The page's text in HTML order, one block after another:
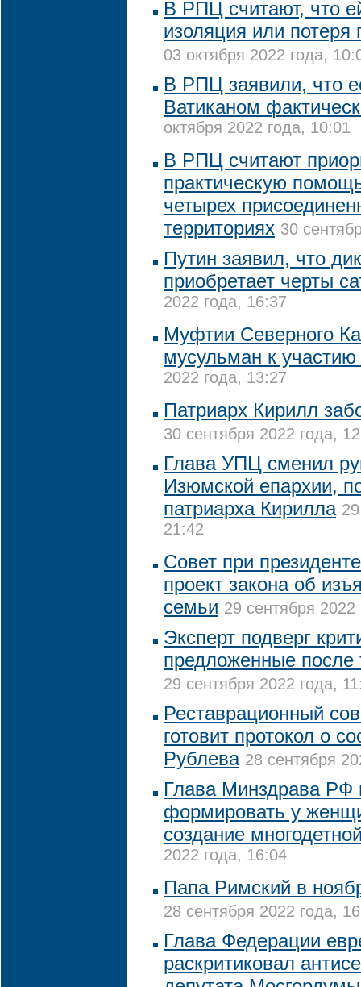
В РПЦ считают, что
изоляция или
03 октября 2022 года,
В РПЦ заявили, что
Ватиканом
октября 2022 года, 10:01
В РПЦ считают
практическую
четырех
территориях 30
Путин заявил, что
приобретает черты
2022 года, 16:37
Муфтии Северного
мусульман к
2022 года, 13:27
Патриарх Кирилл
30 сентября 2022 года,
Глава УПЦ сменил
Изюмской епархии,
патриарха Кирилла
21:42
Совет при
проект закона об
семьи 29 сентября 2022
Эксперт подверг
предложенные после
29 сентября 2022 года,
Реставрационный
готовит протокол о
Рублева 28 сентября
Глава Минздрава РФ
формировать у
создание
2022 года, 16:04
Папа Римский в
28 сентября 2022 года,
Глава Федерации
раскритиковал